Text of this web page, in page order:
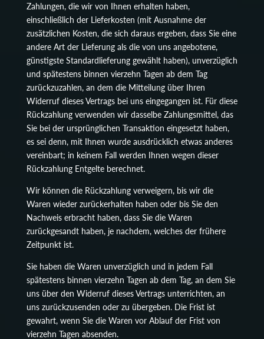
Zahlungen, die wir von Ihnen erhalten haben,
einschließlich der Lieferkosten (mit Ausnahme der
zusätzlichen Kosten, die sich daraus ergeben, dass Sie eine
andere Art der Lieferung als die von uns angebotene,
günstigste Standardlieferung gewählt haben), unverzüglich
und spätestens binnen vierzehn Tagen ab dem Tag
zurückzuzahlen, an dem die Mitteilung über Ihren
Widerruf dieses Vertrags bei uns eingegangen ist. Für diese
Rückzahlung verwenden wir dasselbe Zahlungsmittel, das
Sie bei der ursprünglichen Transaktion eingesetzt haben,
es sei denn, mit Ihnen wurde ausdrücklich etwas anderes
vereinbart; in keinem Fall werden Ihnen wegen dieser
Rückzahlung Entgelte berechnet.
Wir können die Rückzahlung verweigern, bis wir die
Waren wieder zurückerhalten haben oder bis Sie den
Nachweis erbracht haben, dass Sie die Waren
zurückgesandt haben, je nachdem, welches der frühere
Zeitpunkt ist.
Sie haben die Waren unverzüglich und in jedem Fall
spätestens binnen vierzehn Tagen ab dem Tag, an dem Sie
uns über den Widerruf dieses Vertrags unterrichten, an
uns zurückzusenden oder zu übergeben. Die Frist ist
gewahrt, wenn Sie die Waren vor Ablauf der Frist von
vierzehn Tagen absenden.